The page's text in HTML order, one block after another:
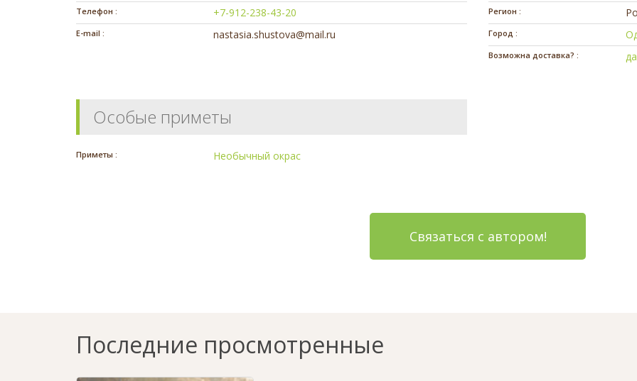
Телефон : +7-912-238-43-20
E-mail : nastasia.shustova@mail.ru
Регион :
Город :
Возможна доставка? : да
Особые приметы
Приметы : Необычный окрас
Связаться с автором!
Последние просмотренные